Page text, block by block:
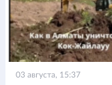
03 августа, 15:37